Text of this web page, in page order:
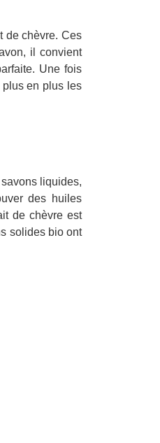
de chèvre. Ces
il convient
Une fois
plus en plus les
liquides,
des huiles
de chèvre est
solides bio ont